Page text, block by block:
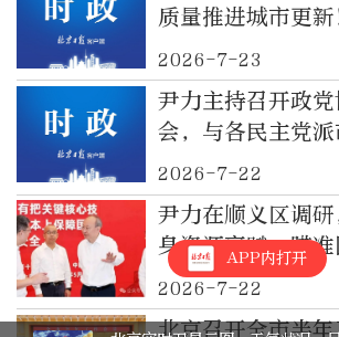
质量推进城市更
区、朝阳区、海淀
新工作
2026-7-23
尹力主持召开政
会，与各民主党
联领导班子成员和
表深入交流
2026-7-22
尹力在顺义区调
身资源禀赋，瞄
质，聚力推进“港
现代化新城建设
2026-7-22
北京召开全市半
APP内打开